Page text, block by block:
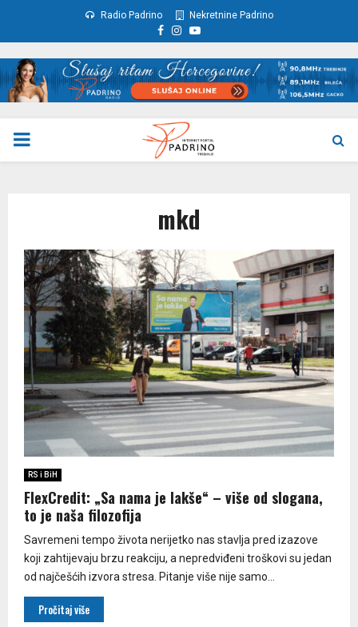
Radio Padrino Nekretnine Padrino
Facebook
Instagram
Youtube
PRIMARY
mkd
RS i BiH
FlexCredit: „Sa nama je lakše“ – više od slogana,
to je naša filozofija
Savremeni tempo života nerijetko nas stavlja pred izazove
koji zahtijevaju brzu reakciju, a nepredviđeni troškovi su jedan
od najčešćih izvora stresa. Pitanje više nije samo...
Pročitaj više